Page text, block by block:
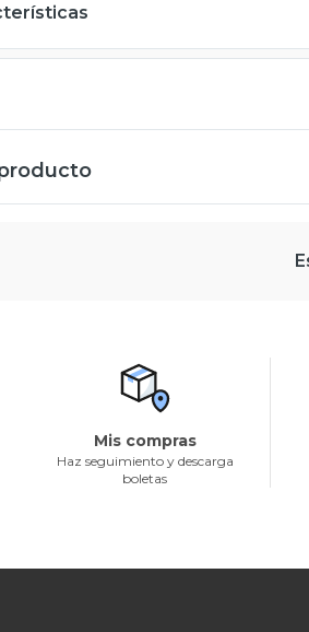
Mis compras
Haz seguimiento y descarga
boletas